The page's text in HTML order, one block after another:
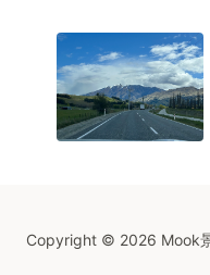
Copyright © 2026 Mook